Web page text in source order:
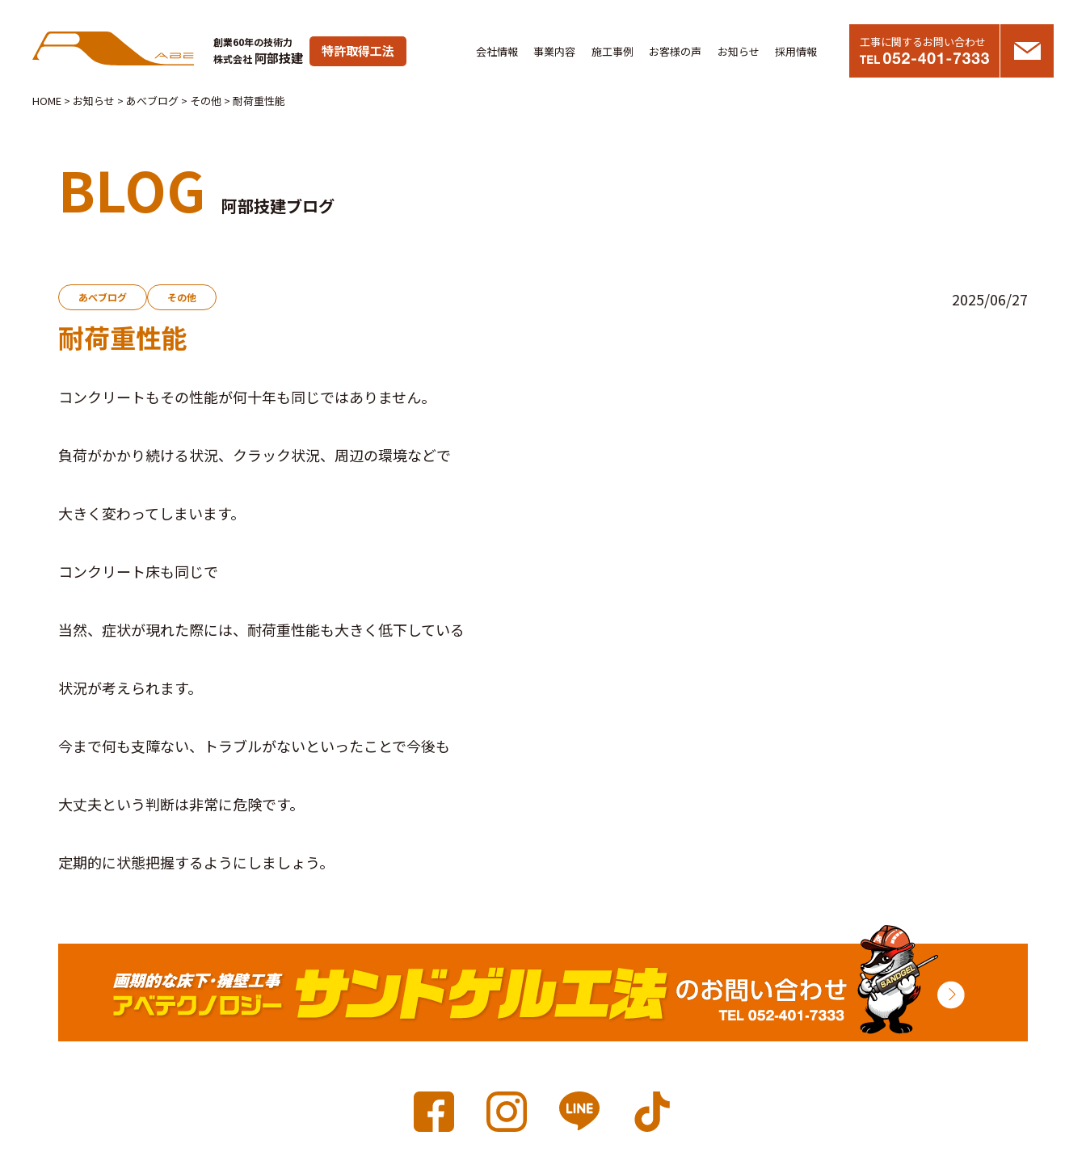
創業60年の技術力
株式会社 阿部技建 特許取得工法 会社情報 事業内容 施工事例 お客様の声 お知らせ 採用情報
工事に関するお問い合わせ
HOME > お知らせ > あべブログ > その他 > 耐荷重性能
BLOG 阿部技建ブログ
あべブログ その他 2025/06/27
耐荷重性能
コンクリートもその性能が何十年も同じではありません。
負荷がかかり続ける状況、クラック状況、周辺の環境などで
大きく変わってしまいます。
コンクリート床も同じで
当然、症状が現れた際には、耐荷重性能も大きく低下している
状況が考えられます。
今まで何も支障ない、トラブルがないといったことで今後も
大丈夫という判断は非常に危険です。
定期的に状態把握するようにしましょう。